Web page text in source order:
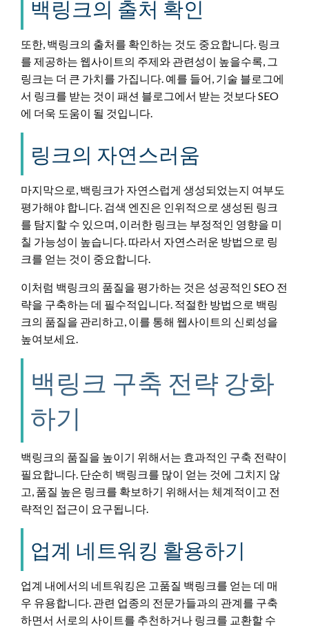
백링크의 출처 확인
또한, 백링크의 출처를 확인하는 것도 중요합니다. 링크
를 제공하는 웹사이트의 주제와 관련성이 높을수록, 그
링크는 더 큰 가치를 가집니다. 예를 들어, 기술 블로그에
서 링크를 받는 것이 패션 블로그에서 받는 것보다 SEO
에 더욱 도움이 될 것입니다.
링크의 자연스러움
마지막으로, 백링크가 자연스럽게 생성되었는지 여부도
평가해야 합니다. 검색 엔진은 인위적으로 생성된 링크
를 탐지할 수 있으며, 이러한 링크는 부정적인 영향을 미
칠 가능성이 높습니다. 따라서 자연스러운 방법으로 링
크를 얻는 것이 중요합니다.
이처럼 백링크의 품질을 평가하는 것은 성공적인 SEO 전
략을 구축하는 데 필수적입니다. 적절한 방법으로 백링
크의 품질을 관리하고, 이를 통해 웹사이트의 신뢰성을
높여보세요.
백링크 구축 전략 강화
하기
백링크의 품질을 높이기 위해서는 효과적인 구축 전략이
필요합니다. 단순히 백링크를 많이 얻는 것에 그치지 않
고, 품질 높은 링크를 확보하기 위해서는 체계적이고 전
략적인 접근이 요구됩니다.
업계 네트워킹 활용하기
업계 내에서의 네트워킹은 고품질 백링크를 얻는 데 매
우 유용합니다. 관련 업종의 전문가들과의 관계를 구축
하면서 서로의 사이트를 추천하거나 링크를 교환할 수